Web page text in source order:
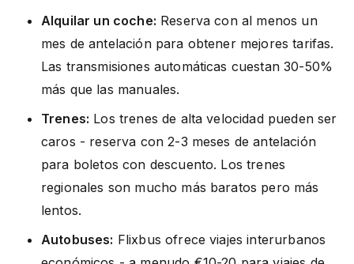
Alquilar un coche: Reserva con al menos un
mes de antelación para obtener mejores tarifas.
Las transmisiones automáticas cuestan 30-50%
más que las manuales.
Trenes: Los trenes de alta velocidad pueden ser
caros - reserva con 2-3 meses de antelación
para boletos con descuento. Los trenes
regionales son mucho más baratos pero más
lentos.
Autobuses: Flixbus ofrece viajes interurbanos